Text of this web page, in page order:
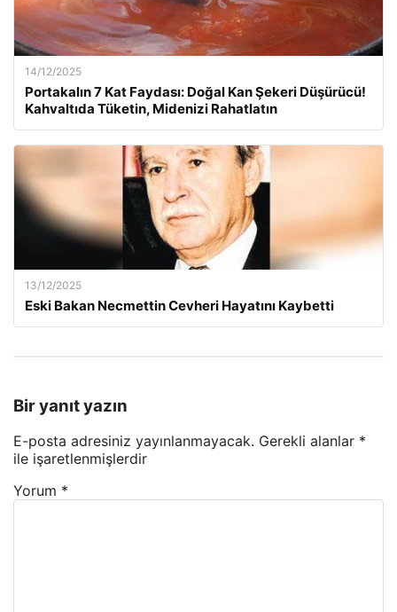
14/12/2025
Portakalın 7 Kat Faydası: Doğal Kan Şekeri Düşürücü!
Kahvaltıda Tüketin, Midenizi Rahatlatın
13/12/2025
Eski Bakan Necmettin Cevheri Hayatını Kaybetti
Bir yanıt yazın
E-posta adresiniz yayınlanmayacak. Gerekli alanlar *
ile işaretlenmişlerdir
Yorum *